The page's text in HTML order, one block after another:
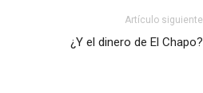
Artículo siguiente
¿Y el dinero de El Chapo?